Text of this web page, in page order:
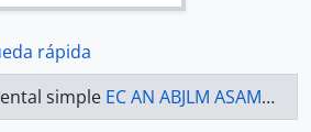
rápida
simple EC AN ABJLM ASAMBLEA NACIONAL 2017-2019 - ACTAS 2017-2019